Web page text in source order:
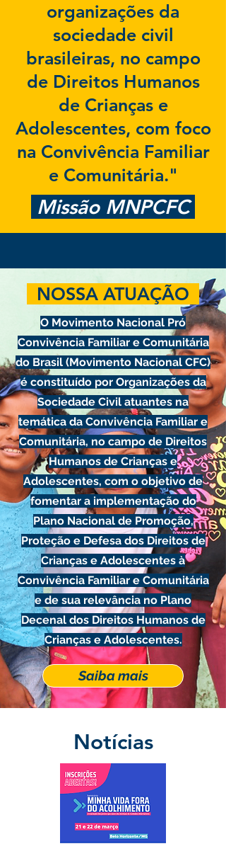
organizações da
sociedade civil
brasileiras, no campo
de Direitos Humanos
de Crianças e
Adolescentes, com foco
na Convivência Familiar
e Comunitária."
Missão MNPCFC
NOSSA ATUAÇÃO
O Movimento Nacional Pró
Convivência Familiar e Comunitária
do Brasil (Movimento Nacional CFC)
é constituído por Organizações da
Sociedade Civil atuantes na
temática da Convivência Familiar e
Comunitária, no campo de Direitos
Humanos de Crianças e
Adolescentes, com o objetivo de
fomentar a implementação do
Plano Nacional de Promoção,
Proteção e Defesa dos Direitos de
Crianças e Adolescentes à
Convivência Familiar e Comunitária
e de sua relevância no Plano
Decenal dos Direitos Humanos de
Crianças e Adolescentes.
Saiba mais
Notícias